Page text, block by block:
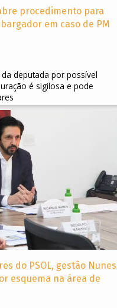
procedimento para
em caso de PM
deputada por possível
é sigilosa e pode
do PSOL, gestão Nunes
esquema na área de